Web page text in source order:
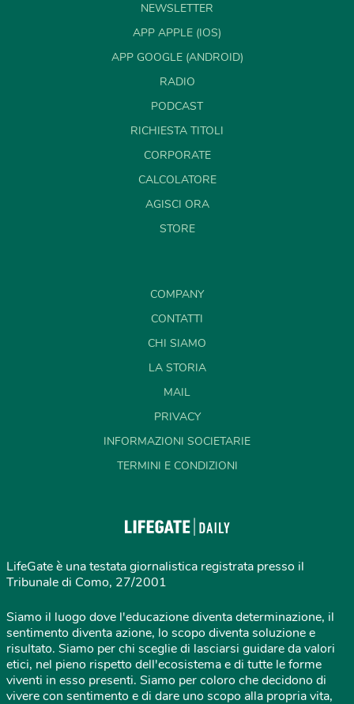
NEWSLETTER
APP APPLE (IOS)
APP GOOGLE (ANDROID)
RADIO
PODCAST
RICHIESTA TITOLI
CORPORATE
CALCOLATORE
AGISCI ORA
STORE
COMPANY
CONTATTI
CHI SIAMO
LA STORIA
MAIL
PRIVACY
INFORMAZIONI SOCIETARIE
TERMINI E CONDIZIONI
LifeGate è una testata giornalistica registrata presso il
Tribunale di Como, 27/2001
Siamo il luogo dove l'educazione diventa determinazione, il
sentimento diventa azione, lo scopo diventa soluzione e
risultato. Siamo per chi sceglie di lasciarsi guidare da valori
etici, nel pieno rispetto dell'ecosistema e di tutte le forme
viventi in esso presenti. Siamo per coloro che decidono di
vivere con sentimento e di dare uno scopo alla propria vita,